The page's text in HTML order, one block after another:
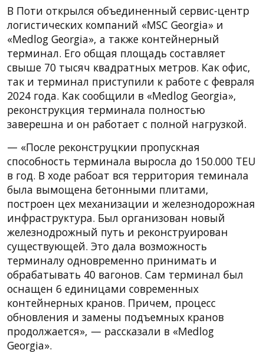
В Поти открылся объединенный сервис-центр
логистических компаний «MSC Georgia» и
«Medlog Georgia», а также контейнерный
терминал. Его общая площадь составляет
свыше 70 тысяч квадратных метров. Как офис,
так и терминал приступили к работе с февраля
2024 года. Как сообщили в «Medlog Georgia»,
реконструкция терминала полностью
заверешна и он работает с полной нагрузкой.
— «После реконструцкии пропускная
способность терминала выросла до 150.000 TEU
в год. В ходе рабоат вся территория теминала
была вымощена бетонными плитами,
построен цех механизации и железнодорожная
инфраструктура. Был организован новый
железнодрожный путь и реконструирован
существующей. Это дала возможность
терминалу одновременно принимать и
обрабатывать 40 вагонов. Сам терминал был
оснащен 6 единицами современных
контейнерных кранов. Причем, процесс
обновления и замены подъемных кранов
продолжается», — рассказали в «Medlog
Georgia».